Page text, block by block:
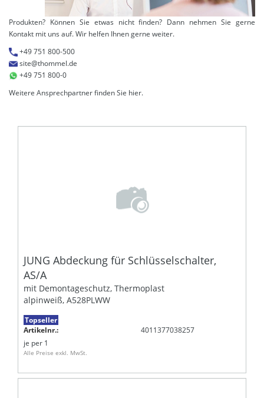
Produkten? Können Sie etwas nicht finden? Dann nehmen Sie gerne
Kontakt mit uns auf. Wir helfen Ihnen gerne weiter.
+49 751 800-500
site@thommel.de
+49 751 800-0
Weitere Ansprechpartner finden Sie hier.
JUNG Abdeckung für Schlüsselschalter,
AS/A
mit Demontageschutz, Thermoplast
alpinweiß, A528PLWW
Topseller
Artikelnr.:
4011377038257
je per 1
Alle Preise exkl. MwSt.